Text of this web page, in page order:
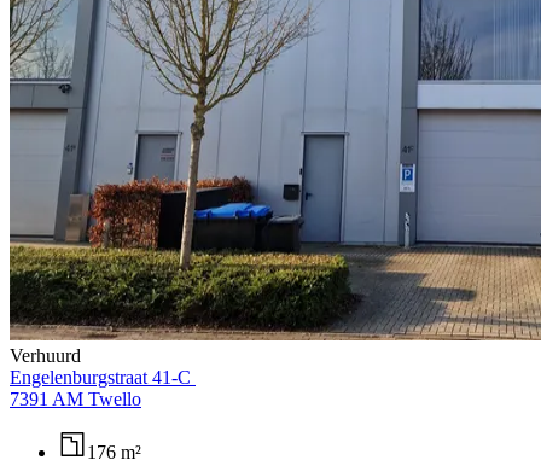
Verhuurd
Engelenburgstraat 41-C
7391 AM Twello
176 m²